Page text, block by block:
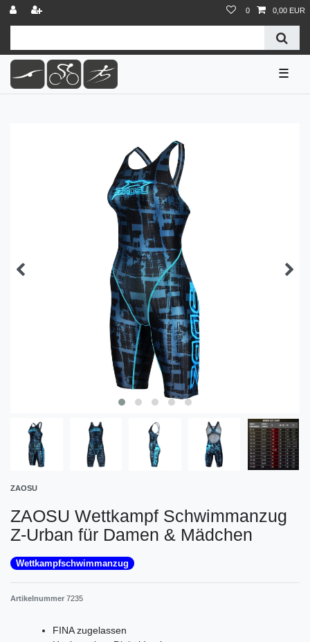
0 0,00 EUR
☰
ZAOSU
ZAOSU Wettkampf Schwimmanzug
Z-Urban für Damen & Mädchen
Wettkampfschwimmanzug
Artikelnummer 7235
FINA zugelassen